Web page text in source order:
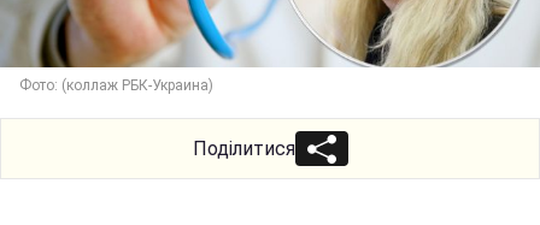
Фото: (коллаж РБК-Украина)
Поділитися